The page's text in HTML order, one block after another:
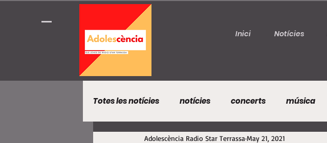
Inici Notícies
Totes les notícies notícies concerts música
Adolescència Radio Star Terrassa May 21, 2021